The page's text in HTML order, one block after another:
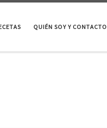
QUIÉN SOY Y CONTACTO